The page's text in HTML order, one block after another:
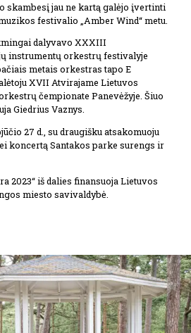
skambesį jau ne kartą galėjo įvertinti
festivalio „Amber Wind“ metu.
dalyvavo XXXIII
instrumentų orkestrų festivalyje
metais orkestras tapo E
XVII Atvirajame Lietuvos
čempionate Panevėžyje. Šiuo
Giedrius Vaznys.
27 d., su draugišku atsakomuoju
koncertą Santakos parke surengs ir
2023“ iš dalies finansuoja Lietuvos
miesto savivaldybė.